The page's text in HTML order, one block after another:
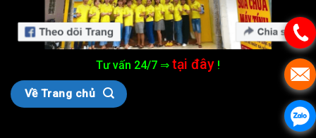
Tư vấn 24/7 ⇒ tại đây !
Về Trang chủ